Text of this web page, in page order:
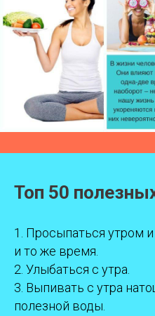
Топ 50
1. Просыпаться утром
и то же время.
2. Улыбаться с утра.
3. Выпивать с утра
полезной воды.